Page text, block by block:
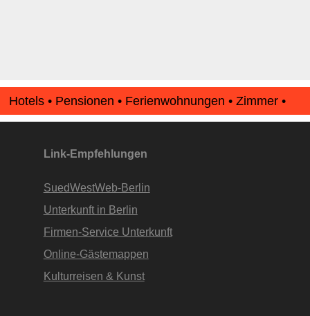
Hotels • Pensionen • Ferienwohnungen • Zimmer •
Apartments • www.Finde-Unterkunft.de
Link-Empfehlungen
SuedWestWeb-Berlin
Unterkunft in Berlin
Firmen-Service Unterkunft
Online-Gästemappen
Kulturreisen & Kunst